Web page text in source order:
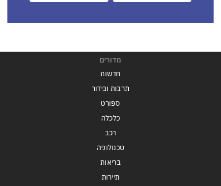
מדורים
חדשות
תרבות ובידור
ספורט
כלכלה
רכב
טכנולוגיה
בריאות
תיירות